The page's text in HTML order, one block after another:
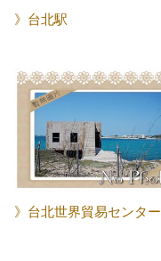
》台北駅
》台北世界貿易センター